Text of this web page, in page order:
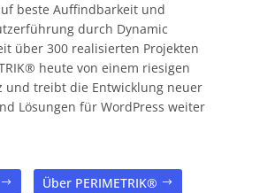
beste Auffindbarkeit und
durch Dynamic
über 300 realisierten Projekten
heute von einem riesigen
und treibt die Entwicklung neuer
Lösungen für WordPress weiter
Über PERIMETRIK®